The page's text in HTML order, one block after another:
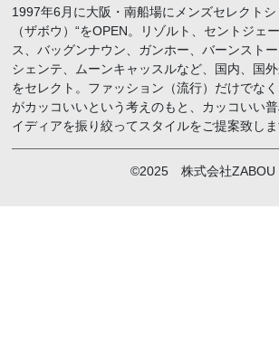
1997年6月に大阪・南船場にメンズセレクトシ
（ザボウ）“をOPEN。リゾルト、セントジェ
ス、バッグンナウン、ガンホー、バーンスト
シェンテ、ムーンキャッスルなど、国内、国
をセレクト。ファッション（流行）だけでな
がカッコいいという考えのもと、カッコいい
イディアを振り絞ってスタイルをご提案致しま
©2025 株式会社ZABOU